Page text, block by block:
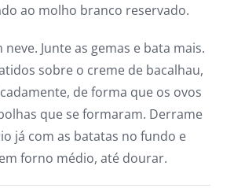
ao molho branco reservado.
neve. Junte as gemas e bata mais.
sobre o creme de bacalhau,
de forma que os ovos
que se formaram. Derrame
já com as batatas no fundo e
forno médio, até dourar.